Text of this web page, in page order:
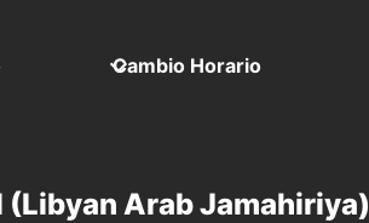
Cambio Horario
(Libyan Arab Jamahiriya)